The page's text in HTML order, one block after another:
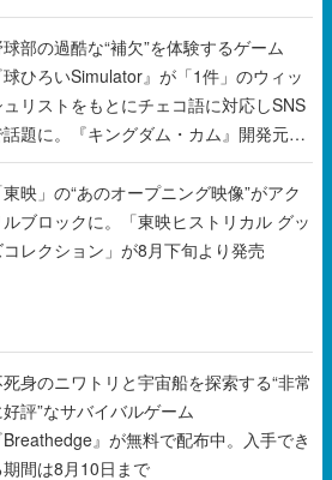
リストをもとにチェコ語に対応しSNS
話題に。『キングダム・カム』開発元や
ェコのプロ野球選手から称賛の声
東映」の“あのオープニング映像”がアク
ルブロックに。「東映ヒストリカル グッ
レクション」が8月下旬より発売
』が無料で配布中。入手でき
間は8月10日まで